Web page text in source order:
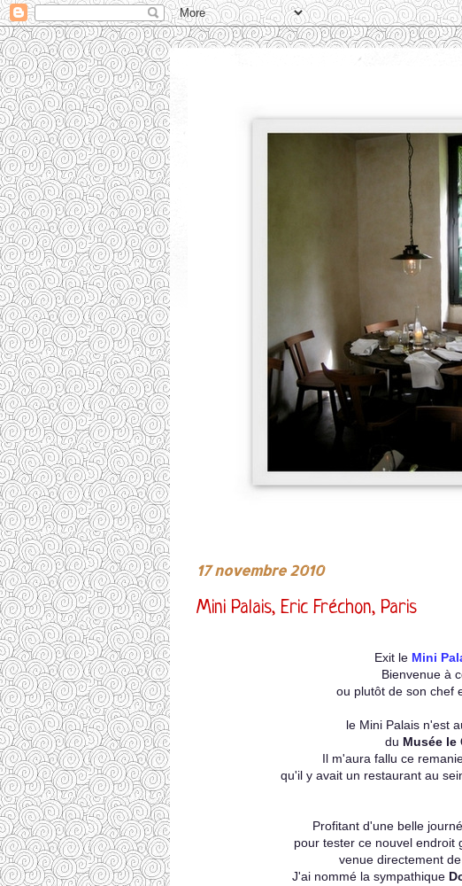
17 novembre 2010
Mini Palais, Eric Fréchon, Paris
Exit le Mini
Bienvenue à
ou plutôt de son chef
le Mini Palais n'est
du Musée le
Il m'aura fallu ce
qu'il y avait un restaurant au
Profitant d'une belle
pour tester ce nouvel endroit
venue directement
J'ai nommé la sympathique